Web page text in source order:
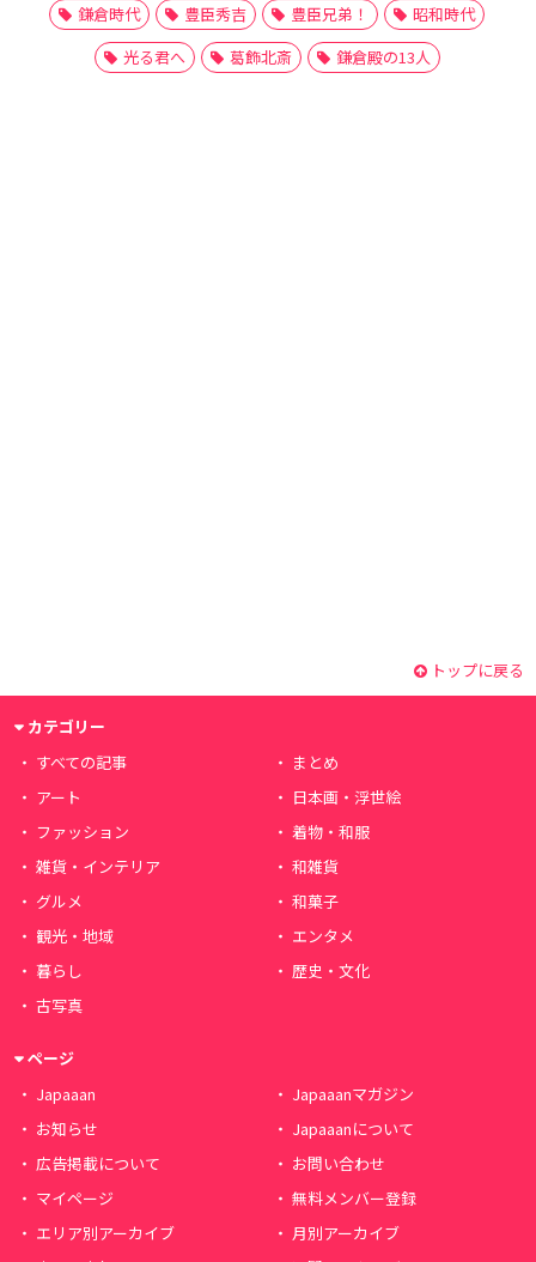
鎌倉時代
豊臣秀吉 豊臣兄弟！
昭和時代
光る君へ
葛飾北斎 鎌倉殿の13人
トップに戻る
カテゴリー
すべての記事
まとめ
アート
日本画・浮世絵
ファッション
着物・和服
雑貨・インテリア
和雑貨
グルメ
和菓子
観光・地域
エンタメ
暮らし
歴史・文化
古写真
ページ
Japaaan
Japaaanマガジン
お知らせ
Japaaanについて
広告掲載について
お問い合わせ
マイページ
無料メンバー登録
エリア別アーカイブ
月別アーカイブ